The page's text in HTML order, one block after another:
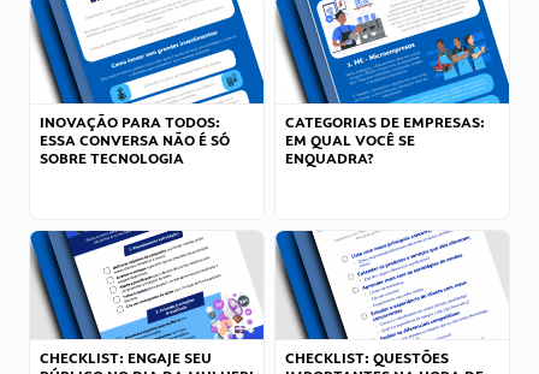
INOVAÇÃO PARA TODOS:
ESSA CONVERSA NÃO É SÓ
SOBRE TECNOLOGIA
CATEGORIAS DE EMPRESAS:
EM QUAL VOCÊ SE
ENQUADRA?
CHECKLIST: ENGAJE SEU
CHECKLIST: QUESTÕES